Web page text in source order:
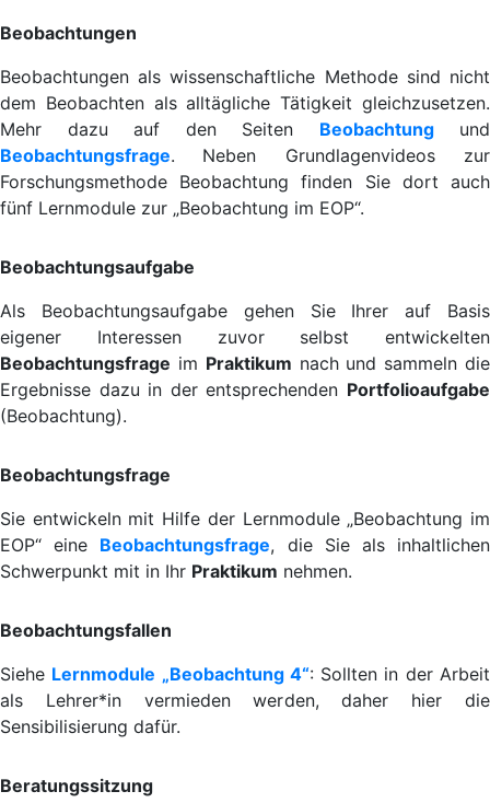
Beobachtungen
Beobachtungen als wissenschaftliche Methode sind nicht
dem Beobachten als alltägliche Tätigkeit gleichzusetzen.
Mehr dazu auf den Seiten Beobachtungund
Beobachtungsfrage.
Neben Grundlagenvideos zur
Forschungsmethode Beobachtung finden Sie dort auch
fünf Lernmodule zur „Beobachtung im EOP“.
Beobachtungsaufgabe
Als Beobachtungsaufgabe gehen Sie Ihrer auf Basis
eigener Interessen zuvor selbst entwickelten
Beobachtungsfrage im Praktikum nach und sammeln die
Ergebnisse dazu in der entsprechenden Portfolioaufgabe
(Beobachtung).
Beobachtungsfrage
Sie entwickeln mit Hilfe der Lernmodule „Beobachtung im
EOP“ eine Beobachtungsfrage, die Sie als inhaltlichen
Schwerpunkt mit in Ihr Praktikum nehmen.
Beobachtungsfallen
Siehe Lernmodule „Beobachtung 4“: Sollten in der Arbeit
als Lehrer*in vermieden werden, daher hier die
Sensibilisierung dafür.
Beratungssitzung